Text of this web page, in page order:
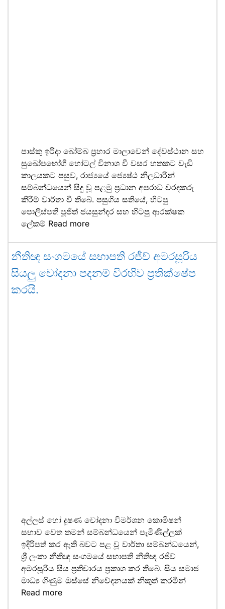
පාස්කු ඉරිදා බෝම්බ ප්‍රහාර මාලාවෙන් දේවස්ථාන සහ
සුඛෝපභෝගී හෝටල් විනාශ වී වසර හතකට වැඩි
කාලයකට පසුව, රාජ්‍යයේ ජ්‍යෙෂ්ඨ නිලධාරීන්
සම්බන්ධයෙන් සිදු වූ පළමු ප්‍රධාන අපරාධ වරදකරු
කිරීම් වාර්තා වී තිබේ. පසුගිය සතියේ, හිටපු
පොලිස්පති පූජිත් ජයසුන්දර සහ හිටපු ආරක්ෂක
ලේකම් Read more
නීතිඥ සංගමයේ සභාපති රජීව් අමරසූරිය
සියලු චෝදනා පදනම් විරහිව ප්‍රතික්ෂේප
කරයි.
අල්ලස් හෝ දූෂණ චෝදනා විමර්ශන කොමිෂන්
සභාව වෙත තමන් සම්බන්ධයෙන් පැමිණිල්ලක්
ඉදිරිපත් කර ඇති බවට පළ වූ වාර්තා සම්බන්ධයෙන්,
ශ්‍රී ලංකා නීතිඥ සංගමයේ සභාපති නීතිඥ රජීව්
අමරසූරිය සිය ප්‍රතිචාරය ප්‍රකාශ කර තිබේ. සිය සමාජ
මාධ්‍ය ගිණුම ඔස්සේ නිවේදනයක් නිකුත් කරමින්
Read more